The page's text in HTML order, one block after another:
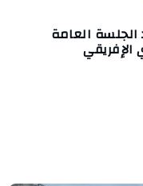
العامة
الإفريقي